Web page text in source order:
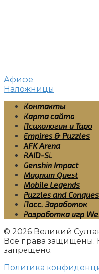
Афифе
Наложницы
Контакты
Карта сайта
Психология и Таро
Empires & Puzzles
AFK Arena
RAID-SL
Genshin Impact
Magnum Quest
Mobile Legends
Puzzles and
Пасс. Заработок
Разработка игр
© 2026 Великий
Все права защищены.
запрещено.
Политика